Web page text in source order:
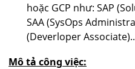
hoặc GCP như: SAP
SAA (SysOps
(Deverloper
Mô tả công việc: